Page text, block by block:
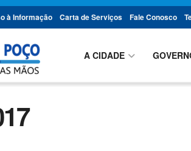
à Informação Carta de Serviços Fale Conosco
A CIDADE